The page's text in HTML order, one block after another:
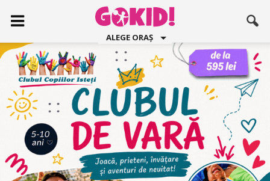
ALEGE ORAȘ